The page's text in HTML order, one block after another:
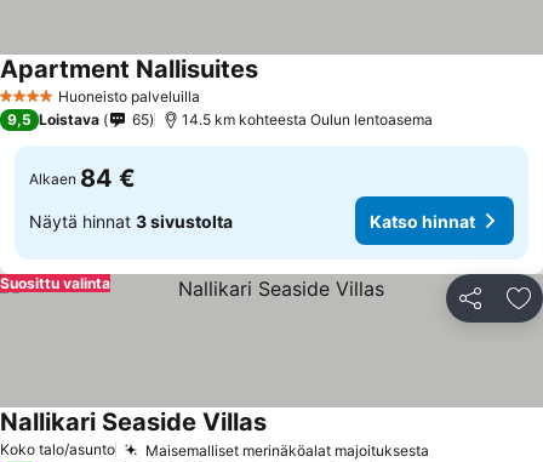
4 TähtiluokitusHuoneisto palveluilla
Apartment Nallisuites
9,5 Loistava 65 14.5 km kohteesta Oulun lentoasema
Alkaen 84 €
Näytä hinnat 3 sivustolta Katso hinnat
Jaa
Suosittu valinta
Koko talo/asunto Maisemalliset merinäköalat majoituksesta
Nallikari Seaside Villas